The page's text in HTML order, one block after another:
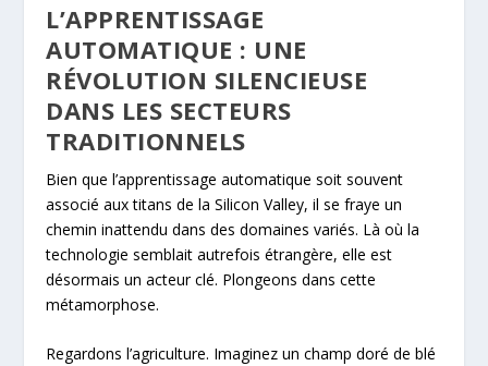
L’APPRENTISSAGE
AUTOMATIQUE : UNE
RÉVOLUTION SILENCIEUSE
DANS LES SECTEURS
TRADITIONNELS
Bien que l’apprentissage automatique soit souvent
associé aux titans de la Silicon Valley, il se fraye un
chemin inattendu dans des domaines variés. Là où la
technologie semblait autrefois étrangère, elle est
désormais un acteur clé. Plongeons dans cette
métamorphose.
Regardons l’agriculture. Imaginez un champ doré de blé